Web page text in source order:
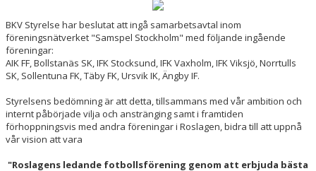
AVGIFTER BKV NORRTÄLJE
BOKA LOKAL/KONFERENS
VISSELBLÅSARFUNKTION
BKV Styrelse har beslutat att ingå samarbetsavtal inom
föreningsnätverket "Samspel Stockholm" med följande ingående
föreningar:
AIK FF, Bollstanäs SK, IFK Stocksund, IFK Vaxholm, IFK Viksjö, Norrtulls
SK, Sollentuna FK, Täby FK, Ursvik IK, Ängby IF.
Styrelsens bedömning är att detta, tillsammans med vår ambition och
internt påbörjade vilja och anstränging samt i framtiden
förhoppningsvis med andra föreningar i Roslagen, bidra till att uppnå
vår vision att vara
"Roslagens ledande fotbollsförening genom att erbjuda bästa